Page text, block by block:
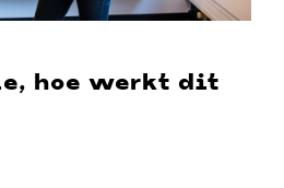
hoe werkt dit